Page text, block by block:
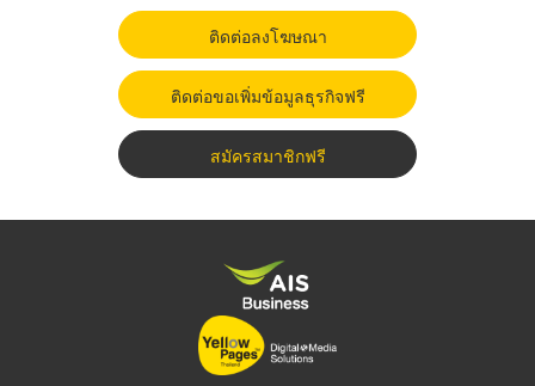
ติดต่อลงโฆษณา
ติดต่อขอเพิ่มข้อมูลธุรกิจฟรี
สมัครสมาชิกฟรี